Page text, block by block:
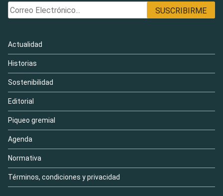
Actualidad
Historias
Sostenibilidad
Editorial
Piqueo gremial
Agenda
Normativa
Términos, condiciones y privacidad